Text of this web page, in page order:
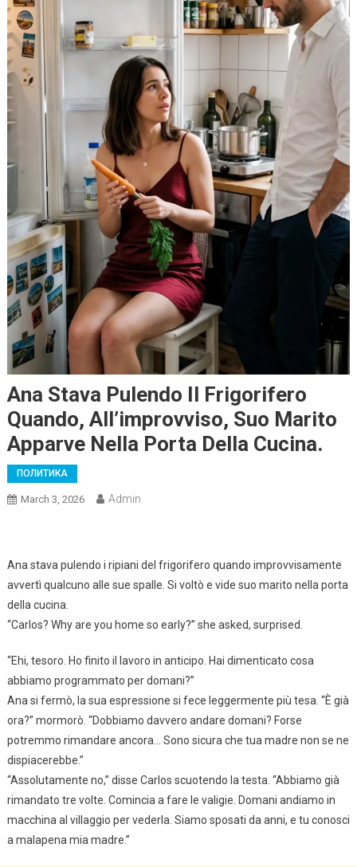
Ana Stava Pulendo Il Frigorifero
Quando, All’improvviso, Suo Marito
Apparve Nella Porta Della Cucina.
ПОЛИТИКА
March 3, 2026 Admin
Ana stava pulendo i ripiani del frigorifero quando improvvisamente
avvertì qualcuno alle sue spalle. Si voltò e vide suo marito nella porta
della cucina.
“Carlos? Why are you home so early?” she asked, surprised.
“Ehi, tesoro. Ho finito il lavoro in anticipo. Hai dimenticato cosa
abbiamo programmato per domani?”
Ana si fermò, la sua espressione si fece leggermente più tesa. “È già
ora?” mormorò. “Dobbiamo davvero andare domani? Forse
potremmo rimandare ancora… Sono sicura che tua madre non se ne
dispiacerebbe.”
“Assolutamente no,” disse Carlos scuotendo la testa. “Abbiamo già
rimandato tre volte. Comincia a fare le valigie. Domani andiamo in
macchina al villaggio per vederla. Siamo sposati da anni, e tu conosci
a malapena mia madre.”